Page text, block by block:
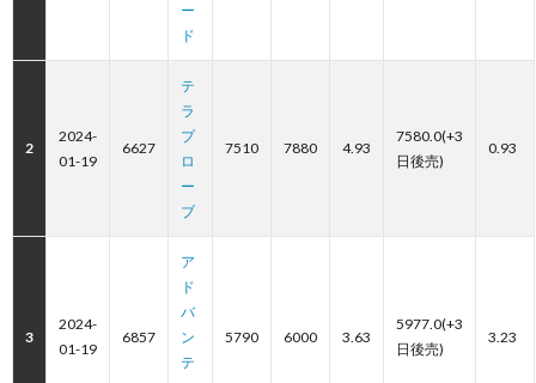
ー
ド
2
2024-
01-19
6627
テ
ラ
プ
ロ
ー
ブ
7510 7880 4.93
7580.0(+3
日後売)
0.93
3
2024-
01-19
6857
ア
ド
バ
ン
テ
5790 6000 3.63
5977.0(+3
日後売)
3.23